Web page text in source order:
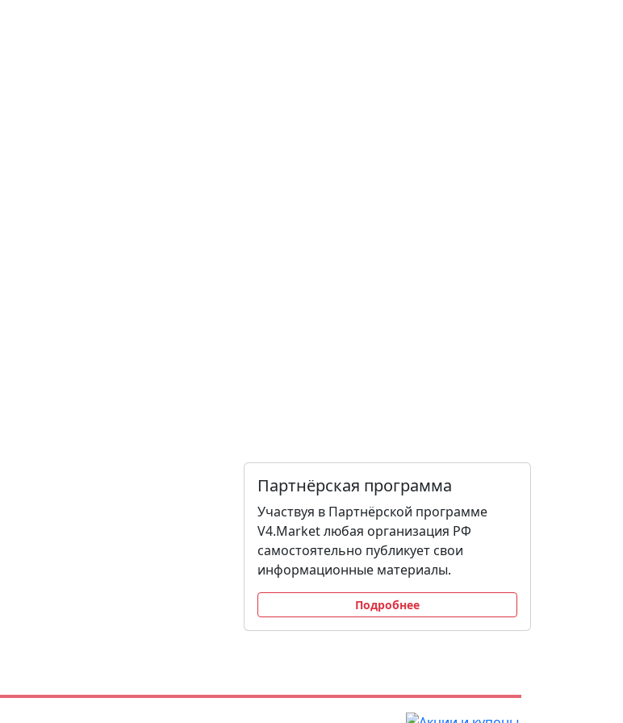
Партнёрская программа
Участвуя в Партнёрской программе
V4.Market любая организация РФ
самостоятельно публикует свои
информационные материалы.
Подробнее